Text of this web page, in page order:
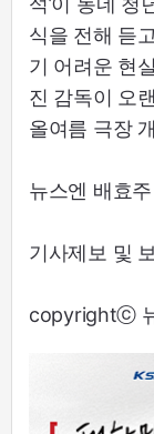
식을 전해 듣
기 어려운 현
진 감독이 오
올여름 극장
뉴스엔 배효
기사제보 및
copyrightⓒ